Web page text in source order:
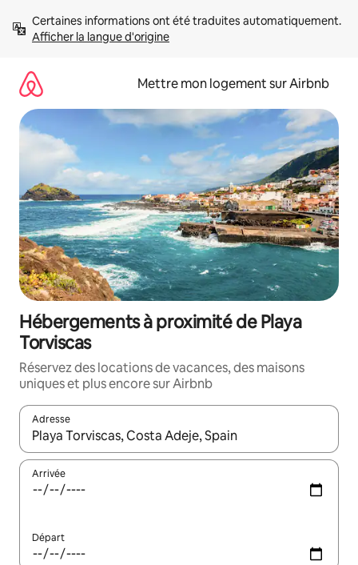
directement
Afficher la langue d'origine
Mettre mon logement sur Airbnb
Hébergements à proximité de Playa
Torviscas
Réservez des locations de vacances, des maisons
uniques et plus encore sur Airbnb
Adresse
Lorsque les résultats s'affichent, utilisez les flèches vers le
Arrivée
Départ